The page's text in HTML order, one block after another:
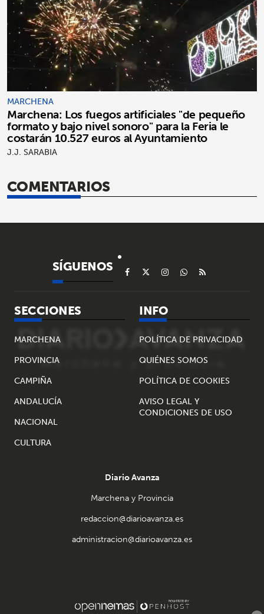
MARCHENA
Marchena: Los fuegos artificiales "de pequeño
formato y bajo nivel sonoro" para la Feria le
costarán 10.527 euros al Ayuntamiento
J.J. SARABIA
COMENTARIOS
SÍGUENOS
SECCIONES
MARCHENA
PROVINCIA
CAMPIÑA
ANDALUCÍA
NACIONAL
CULTURA
INFO
POLÍTICA DE PRIVACIDAD
QUIÉNES SOMOS
POLÍTICA DE COOKIES
AVISO LEGAL Y
CONDICIONES DE USO
Diario Avanza
Marchena y Provincia
redaccion@diarioavanza.es
administracion@diarioavanza.es